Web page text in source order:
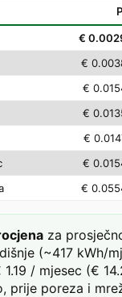
€
€
€
€
€
€
€
za
(~417 kWh/
/ mjesec (€
prije poreza i